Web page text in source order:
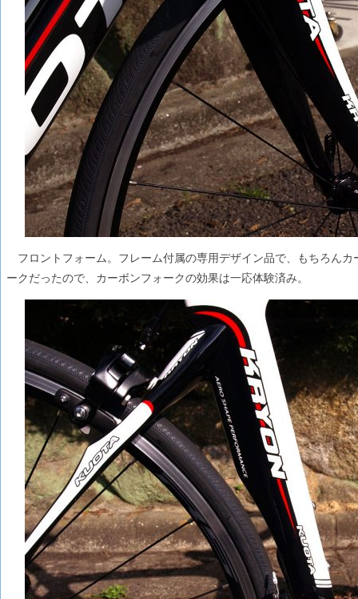
フロントフォーム。フレーム付属の専用デザイン品で、もちろん
ークだったので、カーボンフォークの効果は一応体験済み。